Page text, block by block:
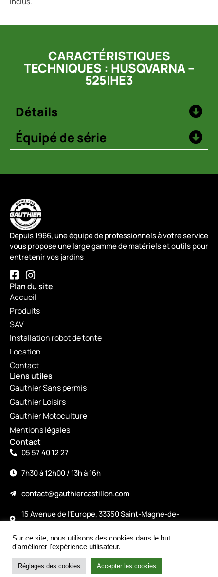
CARACTÉRISTIQUES
TECHNIQUES : HUSQVARNA –
525IHE3
Détails
Équipé de série
Intéressé par le produit ?
Nous contacter
Depuis 1966, une équipe de professionnels à votre service
vous propose une large gamme de matériels et outils pour
entretenir vos jardins
Plan du site
Accueil
Produits
SAV
Installation robot de tonte
Location
Contact
Liens utiles
Gauthier Sans permis
Gauthier Loisirs
Gauthier Motoculture
Mentions légales
Contact
05 57 40 12 27
7h30 à 12h00 / 13h à 16h
contact@gauthiercastillon.com
15 Avenue de l'Europe, 33350 Saint-Magne-de-
Castillon
©2026
Made with love by alicepiney.com
Sur ce site, nous utilisons des cookies dans le but
d'améliorer l'expérience utilisateur.
Réglages des cookies Accepter les cookies